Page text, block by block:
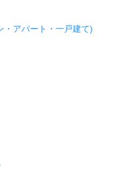
・アパート・一戸建て)